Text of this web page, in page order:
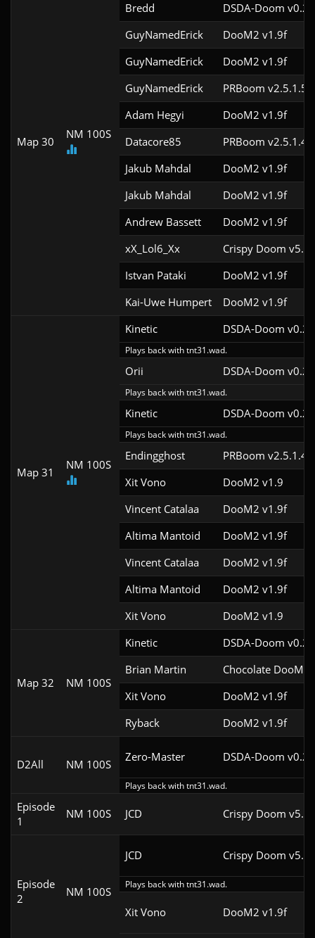
Map 30
NM 100S
Bredd
DSDA-Doom
GuyNamedErick
DooM2 v1.9f
GuyNamedErick
DooM2 v1.9f
GuyNamedErick
PRBoom
Adam Hegyi
DooM2 v1.9f
Datacore85
PRBoom
Jakub Mahdal
DooM2 v1.9f
Jakub Mahdal
DooM2 v1.9f
Andrew Bassett
DooM2 v1.9f
xX_Lol6_Xx
Crispy Doom
Istvan Pataki
DooM2 v1.9f
Kai-Uwe Humpert
DooM2 v1.9f
Map 31
NM 100S
Kinetic DSDA-Doom
Plays back with tnt31.wad.
Orii DSDA-Doom
Plays back with tnt31.wad.
Kinetic DSDA-Doom
Plays back with tnt31.wad.
Endingghost
PRBoom
Xit Vono
DooM2 v1.9
Vincent Catalaa
DooM2 v1.9f
Altima Mantoid
DooM2 v1.9f
Vincent Catalaa
DooM2 v1.9f
Altima Mantoid
DooM2 v1.9f
Xit Vono
DooM2 v1.9
Map 32 NM 100S
Kinetic
DSDA-Doom
Brian Martin
Chocolate DooM
Xit Vono
DooM2 v1.9f
Ryback
DooM2 v1.9f
D2All NM 100S
Zero-Master DSDA-Doom
Plays back with tnt31.wad.
Episode
1
NM 100S JCD Crispy Doom
Episode
2
NM 100S
JCD Crispy Doom
Plays back with tnt31.wad.
Xit Vono DooM2 v1.9f